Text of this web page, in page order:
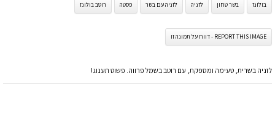
בולונז בשר טחון לזניה לזניה עם בשר פסטה רוטב בולונז
REPORT THIS IMAGE - דווח על תמונה זו
לזניה בשרית, טעימה ומספקת, עם רוטב בשמל פרווה. פשוט תענוג!